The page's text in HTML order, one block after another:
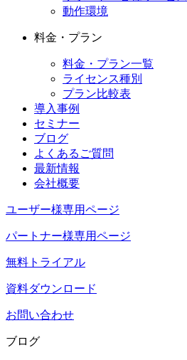
動作環境
料金・プラン
料金・プラン一覧
ライセンス種別
プラン比較表
導入事例
セミナー
ブログ
よくあるご質問
最新情報
会社概要
ユーザー様専用ページ
パートナー様専用ページ
無料トライアル
資料ダウンロード
お問い合わせ
ブログ